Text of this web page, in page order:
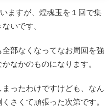
ますが、煌魂玉を１回で集
いです。
部なくなってなお周回を強
なかのものになります。
ったわけですけども、なん
さくて頑張った次第です。